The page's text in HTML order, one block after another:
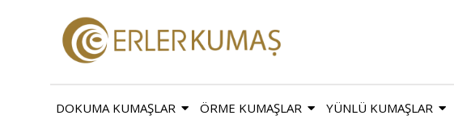
DOKUMA KUMAŞLAR ÖRME KUMAŞLAR YÜNLÜ KUMAŞLAR